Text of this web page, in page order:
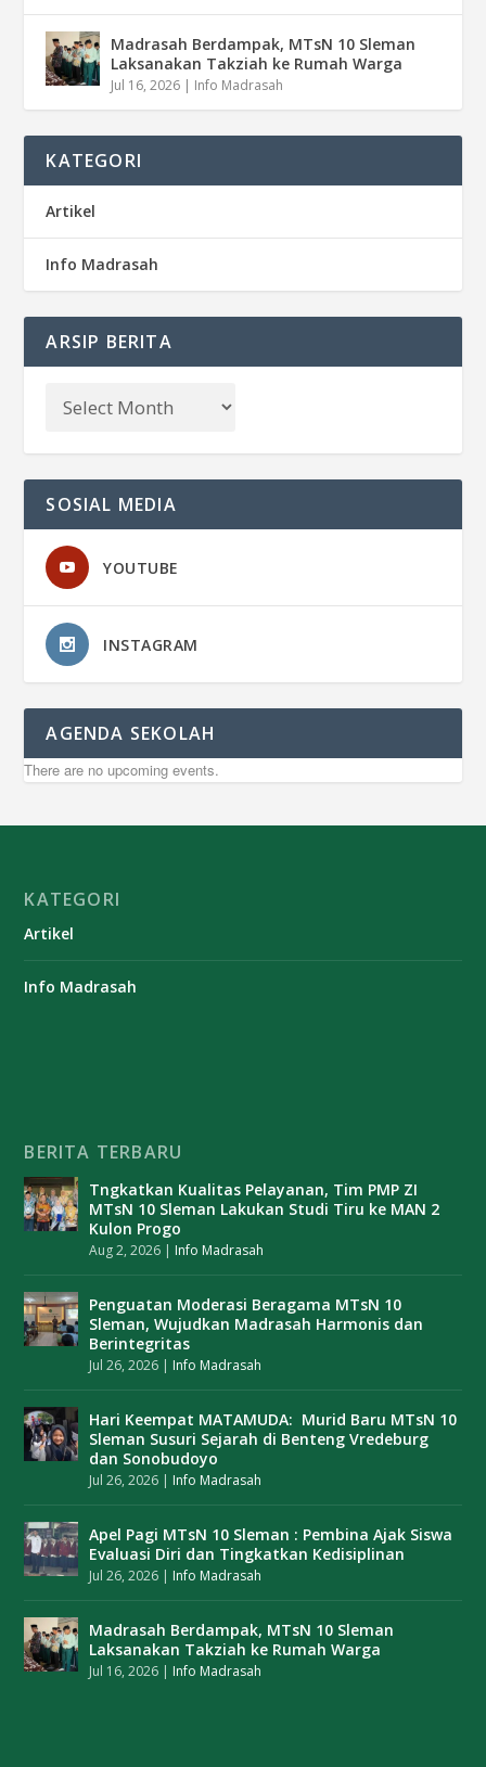
Madrasah Berdampak, MTsN 10 Sleman
Laksanakan Takziah ke Rumah Warga
Jul 16, 2026 | Info Madrasah
KATEGORI
Artikel
Info Madrasah
ARSIP BERITA
SOSIAL MEDIA
YOUTUBE
INSTAGRAM
AGENDA SEKOLAH
There are no upcoming events.
KATEGORI
Artikel
Info Madrasah
BERITA TERBARU
Tngkatkan Kualitas Pelayanan, Tim PMP ZI
MTsN 10 Sleman Lakukan Studi Tiru ke MAN 2
Kulon Progo
Aug 2, 2026 | Info Madrasah
Penguatan Moderasi Beragama MTsN 10
Sleman, Wujudkan Madrasah Harmonis dan
Berintegritas
Jul 26, 2026 | Info Madrasah
Hari Keempat MATAMUDA: Murid Baru MTsN 10
Sleman Susuri Sejarah di Benteng Vredeburg
dan Sonobudoyo
Jul 26, 2026 | Info Madrasah
Apel Pagi MTsN 10 Sleman : Pembina Ajak Siswa
Evaluasi Diri dan Tingkatkan Kedisiplinan
Jul 26, 2026 | Info Madrasah
Madrasah Berdampak, MTsN 10 Sleman
Laksanakan Takziah ke Rumah Warga
Jul 16, 2026 | Info Madrasah